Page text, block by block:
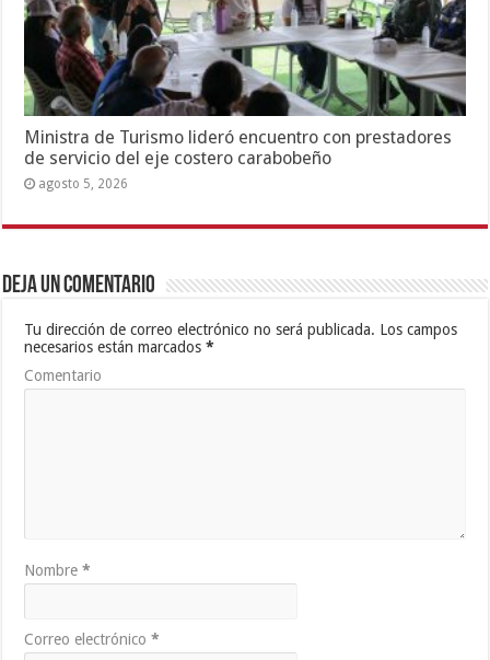
Ministra de Turismo lideró encuentro con prestadores
de servicio del eje costero carabobeño
agosto 5, 2026
Deja un comentario
Tu dirección de correo electrónico no será publicada. Los campos
necesarios están marcados*
Comentario
Nombre*
Correo electrónico*